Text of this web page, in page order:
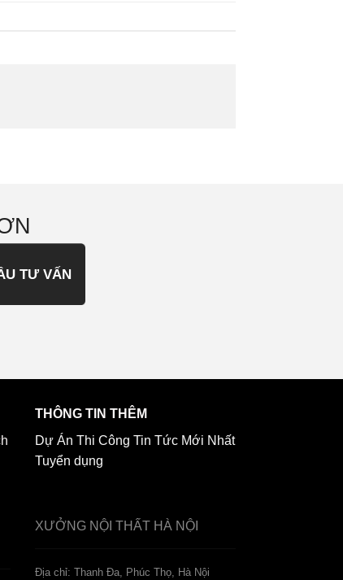
TƯ VẤN
THÔNG TIN THÊM
Dự Án Thi Công Tin Tức Mới Nhất
Tuyển dụng
XƯỞNG NỘI THẤT HÀ NỘI
️Địa chỉ: Thanh Đa, Phúc Thọ, Hà Nội